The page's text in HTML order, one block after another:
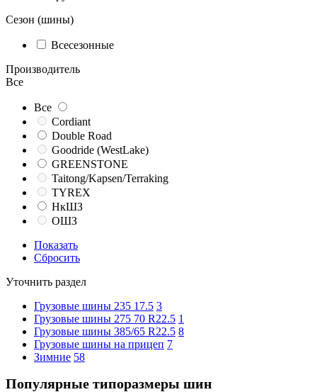
Сезон (шины)
Всесезонные
Производитель
Все
Все
Cordiant
Double Road
Goodride (WestLake)
GREENSTONE
Taitong/Kapsen/Terraking
TYREX
НкШЗ
ОШЗ
Показать
Сбросить
Уточнить раздел
Грузовые шины 235 17.5 3
Грузовые шины 275 70 R22.5 1
Грузовые шины 385/65 R22.5 8
Грузовые шины на прицеп 7
Зимние 58
Популярные типоразмеры шин